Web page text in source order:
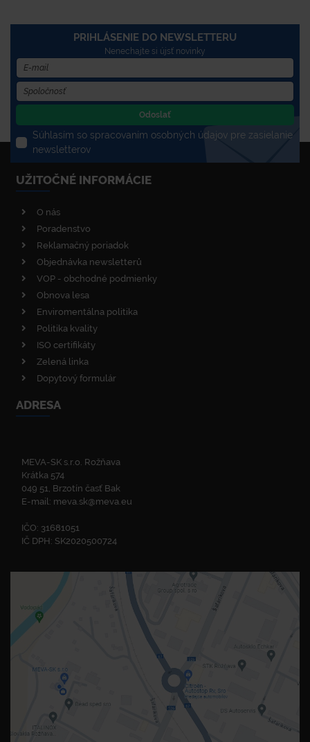
PRIHLÁSENIE DO NEWSLETTERU
Nenechajte si újsť novinky
Odoslať
Súhlasím so spracovaním osobných údajov pre zasielanie
newsletterov
UŽITOČNÉ INFORMÁCIE
O nás
Poradenstvo
Reklamačný poriadok
Objednávka newsletterů
VOP - obchodné podmienky
Obnova lesa
Enviromentálna politika
Politika kvality
ISO certifikáty
Zelená linka
Dopytový formulár
ADRESA
MEVA-SK s.r.o. Rožňava
Krátka 574
049 51, Brzotín časť Bak
E-mail: meva.sk@meva.eu
IČO: 31681051
IČ DPH: SK2020500724